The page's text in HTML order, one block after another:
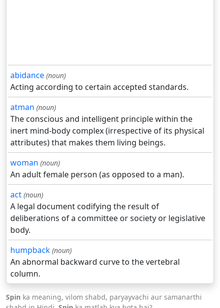
abidance (noun)
Acting according to certain accepted standards.
atman (noun)
The conscious and intelligent principle within the
inert mind-body complex (irrespective of its physical
attributes) that makes them living beings.
woman (noun)
An adult female person (as opposed to a man).
act (noun)
A legal document codifying the result of
deliberations of a committee or society or legislative
body.
humpback (noun)
An abnormal backward curve to the vertebral
column.
Spin ka meaning, vilom shabd, paryayvachi aur samanarthi